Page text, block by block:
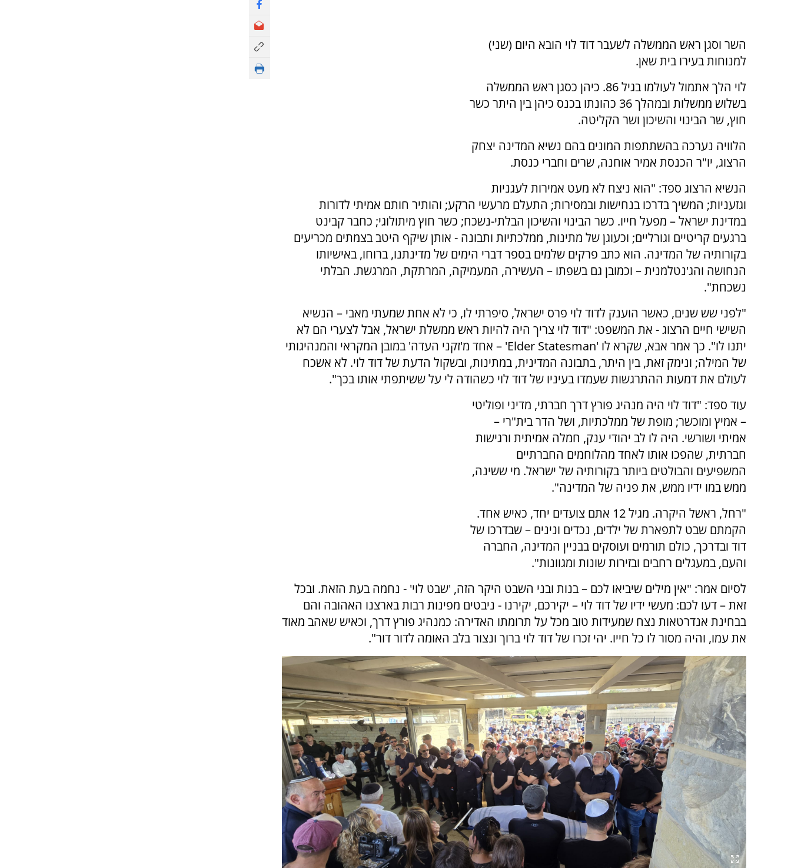
השר וסגן ראש הממשלה לשעבר דוד לוי הובא היום (שני)
למנוחות בעירו בית שאן.
לוי הלך אתמול לעולמו בגיל 86. כיהן כסגן ראש הממשלה
בשלוש ממשלות ובמהלך 36 כהונתו בכנס כיהן בין היתר כשר
חוץ, שר הבינוי והשיכון ושר הקליטה.
הלוויה נערכה בהשתתפות המונים בהם נשיא המדינה יצחק
הרצוג, יו"ר הכנסת אמיר אוחנה, שרים וחברי כנסת.
הנשיא הרצוג ספד: "הוא ניצח לא מעט אמירות לעגניות
וגזעניות; המשיך בדרכו בנחישות ובמסירות; התעלם מרעשי הרקע; והותיר חותם אמיתי לדורות
במדינת ישראל – מפעל חייו. כשר הבינוי והשיכון הבלתי-נשכח; כשר חוץ מיתולוגי; כחבר קבינט
ברגעים קריטיים וגורליים; וכעוגן של מתינות, ממלכתיות ותבונה - אותן שיקף היטב בצמתים מכריעים
בקורותיה של המדינה. הוא כתב פרקים שלמים בספר דברי הימים של מדינתנו, ברוחו, באישיותו
הנחושה והג'נטלמנית – וכמובן גם בשפתו – העשירה, המעמיקה, המרתקת, המרגשת. הבלתי
נשכחת".
"לפני שש שנים, כאשר הוענק לדוד לוי פרס ישראל, סיפרתי לו, כי לא אחת שמעתי מאבי – הנשיא
השישי חיים הרצוג - את המשפט: "דוד לוי צריך היה להיות ראש ממשלת ישראל, אבל לצערי הם לא
יתנו לו". כך אמר אבא, שקרא לו 'Elder Statesman' – אחד מ'זקני העדה' במובן המקראי והמנהיגותי
של המילה; ונימק זאת, בין היתר, בתבונה המדינית, במתינות, ובשקול הדעת של דוד לוי. לא אשכח
לעולם את דמעות ההתרגשות שעמדו בעיניו של דוד לוי כשהודה לי על ששיתפתי אותו בכך".
עוד ספד: "דוד לוי היה מנהיג פורץ דרך חברתי, מדיני ופוליטי
– אמיץ ומוכשר; מופת של ממלכתיות, ושל הדר בית"רי –
אמיתי ושורשי. היה לו לב יהודי ענק, חמלה אמיתית ורגישות
חברתית, שהפכו אותו לאחד מהלוחמים החברתיים
המשפיעים והבולטים ביותר בקורותיה של ישראל. מי ששינה,
ממש במו ידיו ממש, את פניה של המדינה".
"רחל, ראשל היקרה. מגיל 12 אתם צועדים יחד, כאיש אחד.
הקמתם שבט לתפארת של ילדים, נכדים ונינים – שבדרכו של
דוד ובדרכך, כולם תורמים ועוסקים בבניין המדינה, החברה
והעם, במעגלים רחבים ובזירות שונות ומגוונות".
לסיום אמר: "אין מילים שיביאו לכם – בנות ובני השבט היקר הזה, 'שבט לוי' - נחמה בעת הזאת. ובכל
זאת – דעו לכם: מעשי ידיו של דוד לוי – יקירכם, יקירנו - ניבטים מפינות רבות בארצנו האהובה והם
בבחינת אנדרטאות נצח שמעידות טוב מכל על תרומתו האדירה: כמנהיג פורץ דרך, וכאיש שאהב מאוד
את עמו, והיה מסור לו כל חייו. יהי זכרו של דוד לוי ברוך ונצור בלב האומה לדור דור".